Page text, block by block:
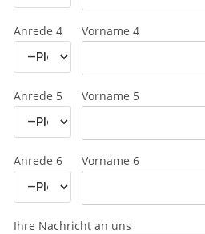
Anrede 4 Vorname 4
Anrede 5 Vorname 5
Anrede 6 Vorname 6
Ihre Nachricht an uns